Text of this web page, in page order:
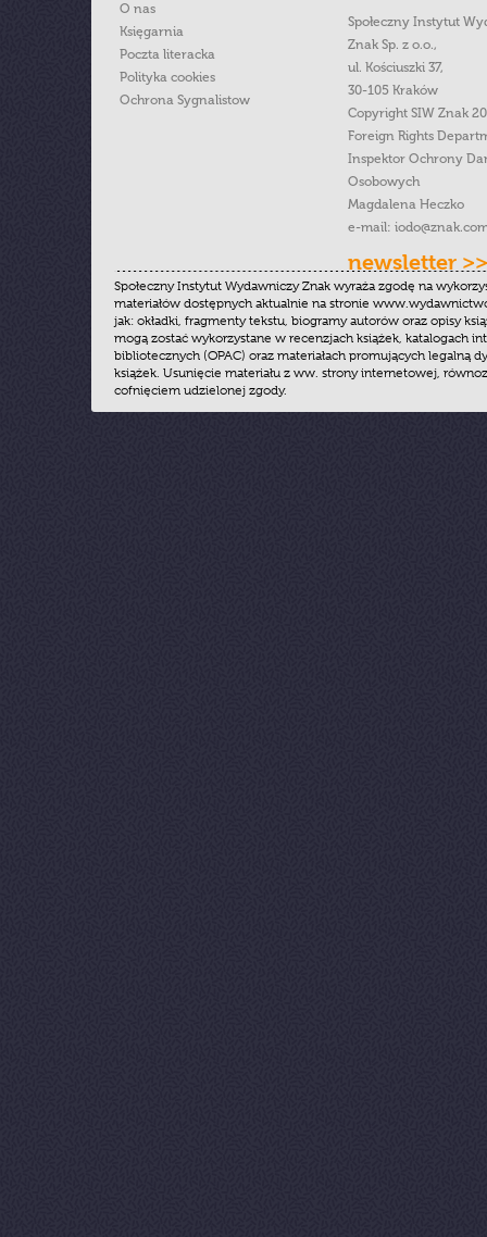
O nas
Księgarnia
Poczta literacka
Polityka cookies
Ochrona Sygnalistow
Społeczny Instytut
Znak Sp. z o.o.,
ul. Kościuszki 37,
30-105 Kraków
Copyright SIW Znak
Foreign Rights
Inspektor Ochrony
Osobowych
Magdalena Heczko
e-mail:
newsletter >>
Społeczny Instytut Wydawniczy Znak wyraża zgodę na
materiałów dostępnych aktualnie na stronie
jak: okładki, fragmenty tekstu, biogramy autorów oraz opisy
mogą zostać wykorzystane w recenzjach książek, katalogach
bibliotecznych (OPAC) oraz materiałach promujących legalną
książek. Usunięcie materiału z ww. strony internetowej,
cofnięciem udzielonej zgody.